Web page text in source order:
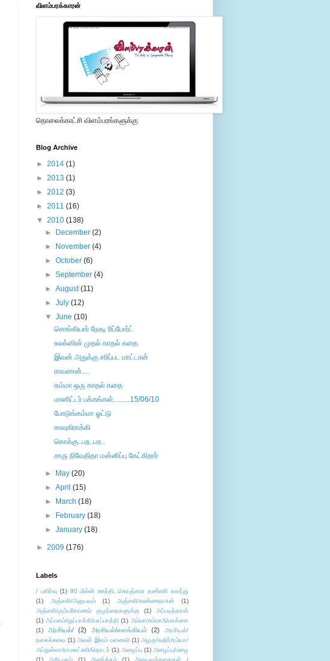
விளம்பரக்காரன்
தொலைக்காட்சி விளம்பரங்களுக்கு
Blog Archive
► 2014 (1)
► 2013 (1)
► 2012 (3)
► 2011 (16)
▼ 2010 (138)
►
December(2)
►
November(4)
►October(6)
►September(4)
►August(11)
►July(12)
▼June(10)
சொங்கியார் நேரடி ரிப்போர்ட்
உலக்ஸின் முதல் காதல் கதை
இவன் அதுக்கு சரிப்பட மாட்டான்
ராவணன்....
சும்மா ஒரு காதல் கதை
மானிட்டர் பக்கங்கள்.........15/06/10
போடுங்கம்மா ஓட்டு
சாவுகிராக்கி
கொக்கு..பற..பற..
சாரு நிவேதிதா மன்னிப்பு கேட்கிறார்
► May(20)
►April(15)
►
March(18)
►
February(18)
►January(18)
► 2009 (176)
Labels
/ பகிர்வு (1) 90 மில்லி ஊத்தி..கொஞ்சமா தண்ணி கலந்து
(1)
அஞ்சலி/அனுபவம் (1) அஞ்சலி/கண்ணதாசன்
(1)
அஞ்சலி/கும்பகோணம் குழந்தைகளுக்கு
(1)
அப்படித்தான்
(1) அப்பளம்/துப்பாக்கி/பாப்பாத்தி (1) அம்மா/சும்மா/மொக்கை
(1)
அரசியல்/ (2) அரசியல்/எளக்கியம் (2)
அரசியல்/
நகைச்சுவை (1) அவள் இளம் மனைவி (1) அழகு/கதிர்/ரம்யா/
அப்துல்லா/ராமலட்சுமி/தொடர் (1) அழைப்பு (1) அழைப்பு/மழை